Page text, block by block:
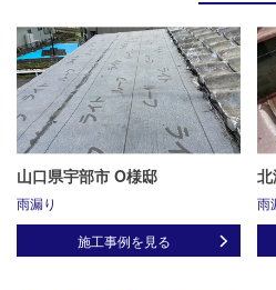
山口県宇部市 O様邸
雨漏り
施工事例を見る
雨